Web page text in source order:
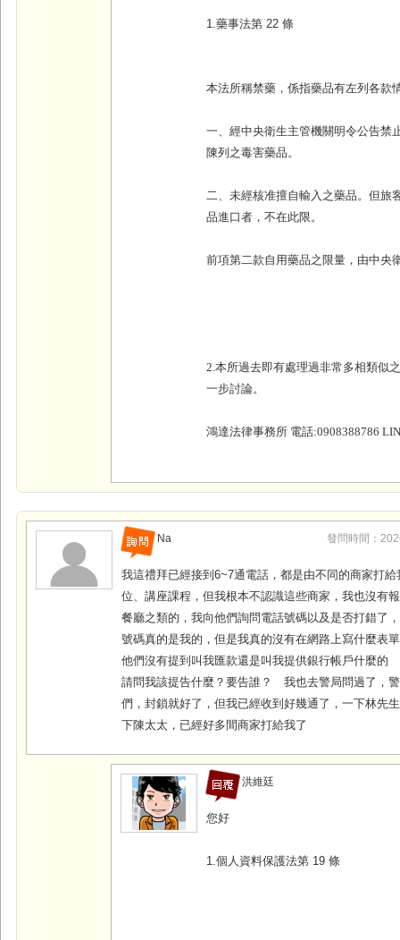
1.藥事法第 22 條
本法所稱禁藥，係指藥品有左列各款
一、經中央衛生主管機關明令公告禁
陳列之毒害藥品。
二、未經核准擅自輸入之藥品。但旅
品進口者，不在此限。
前項第二款自用藥品之限量，由中央
2.本所過去即有處理過非常多相類似
一步討論。
鴻達法律事務所 電話:0908388786
Na 發問時間：
我這禮拜已經接到6~7通電話，都是由不同的商家打
位、講座課程，但我根本不認識這些商家，我也沒有
餐廳之類的，我向他們詢問電話號碼以及是否打錯了
號碼真的是我的，但是我真的沒有在網路上寫什麼表單
他們沒有提到叫我匯款還是叫我提供銀行帳戶什麼的
請問我該提告什麼？要告誰？ 我也去警局問過了，
們，封鎖就好了，但我已經收到好幾通了，一下林
下陳太太，已經好多間商家打給我了
洪維廷
您好
1.個人資料保護法第 19 條